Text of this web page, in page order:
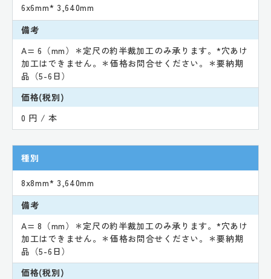
6x6mm* 3,640mm
備考
A= 6（mm）＊定尺の約半裁加工のみ承ります。*穴あけ
加工はできません。＊価格お問合せください。＊要納期
品（5-6日）
価格(税別)
0 円 / 本
種別
8x8mm* 3,640mm
備考
A= 8（mm）＊定尺の約半裁加工のみ承ります。*穴あけ
加工はできません。＊価格お問合せください。＊要納期
品（5-6日）
価格(税別)